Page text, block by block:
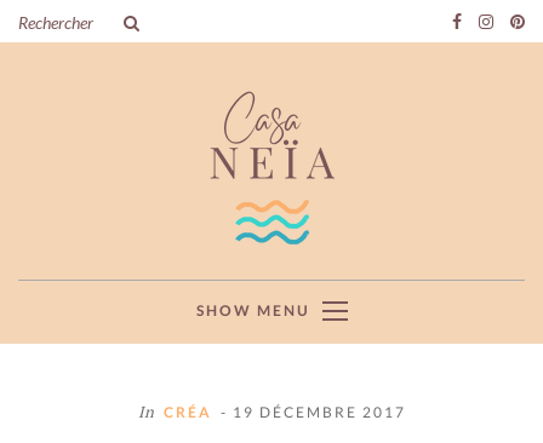
SHOW MENU
In CRÉA - 19 DÉCEMBRE 2017